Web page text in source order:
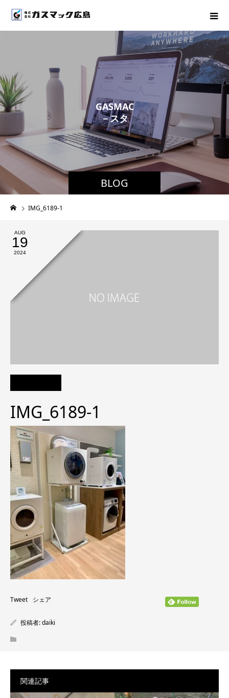
BLOG
GASMAC
－スタッフブ
IMG_6189-1
AUG
19
2024
IMG_6189-1
Tweet シェア
投稿者:daiki
関連記事